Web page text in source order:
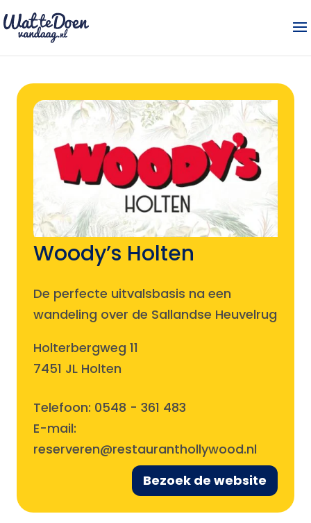
Woody’s Holten
De perfecte uitvalsbasis na een
wandeling over de Sallandse Heuvelrug
Holterbergweg 11
7451 JL Holten
Telefoon: 0548 - 361 483
E-mail:
reserveren@restauranthollywood.nl
Bezoek de website